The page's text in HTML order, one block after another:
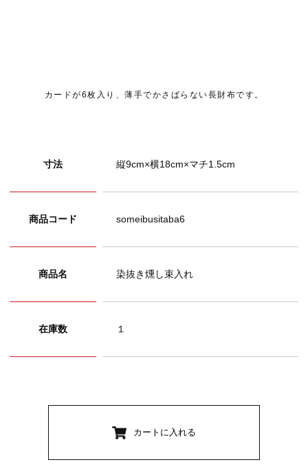
カードが6枚入り、薄手でかさばらない長財布です。
寸法 縦9cm×横18cm×マチ1.5cm
商品コード someibusitaba6
商品名 染抜き燻し束入れ
在庫数 １
カートに入れる